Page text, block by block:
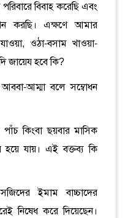
বিবাহ করেছি এবং
করছি। এক্ষণে আমার
ওঠা-বসাম খাওয়া-
জায়েয হবে কি?
আম্মা বলে সম্বোধন
কিংবা ছয়বার মাসিক
হয়ে যায়। এই বক্তব্য কি
ইমাম বাচ্চাদের
নিষেধ করে দিয়েছেন।